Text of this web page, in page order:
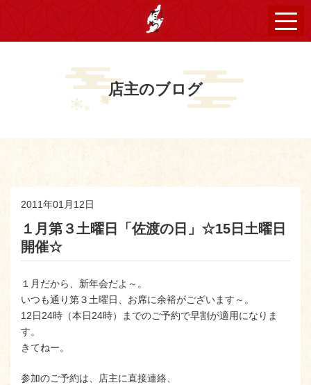
店主のブログ
2011年01月12日
１月第３土曜日「佐渡の日」☆15日土曜日
開催☆
１月だから、新年会だよ～。
いつも通り第３土曜日、お席に余裕がございます～。
12日24時（本日24時）までのご予約で早割が適用になりま
す。
きてねー。
参加のご予約は、店主に直接連絡、